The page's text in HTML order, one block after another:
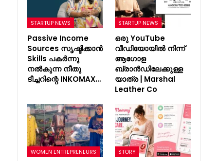
STARTUP NEWS
Passive Income
Sources സൃഷ്ടിക്കാൻ
Skills പകർന്നു
നൽകുന്ന നീതു
ടീച്ചറിന്റെ INKOMAX…
STARTUP NEWS
ഒരു YouTube
വീഡിയോയിൽ നിന്ന്
ആഗോള
ബ്രാൻഡിലേക്കുള്ള
യാത്ര | Marshal
Leather Co
WOMEN ENTREPRENEURS STORY